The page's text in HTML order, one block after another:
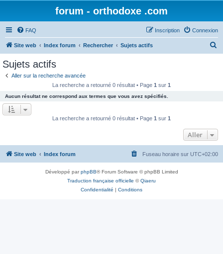
forum - orthodoxe .com
FAQ Connexion
Inscription
Site web Index forum Rechercher Sujets actifs
e
r
Sujets actifs
Aller sur la recherche avancée
La recherche a retourné 0 résultat • Page 1 sur 1
Aucun résultat ne correspond aux termes que vous avez spécifiés.
La recherche a retourné 0 résultat • Page 1 sur 1
Aller
Site web Index forum Fuseau horaire sur UTC+02:00
Développé parphpBB® Forum Software © phpBB Limited
Traduction française officielle ©Qiaeru
Confidentialité | Conditions